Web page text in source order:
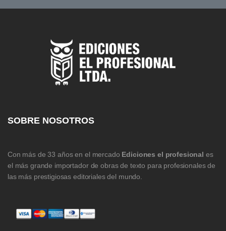
SOBRE NOSOTROS
Con más de 33 años en el mercado Ediciones el profesional es
el más grande importador de obras de texto para profesionales de
las más prestigiosas editoriales del mundo.